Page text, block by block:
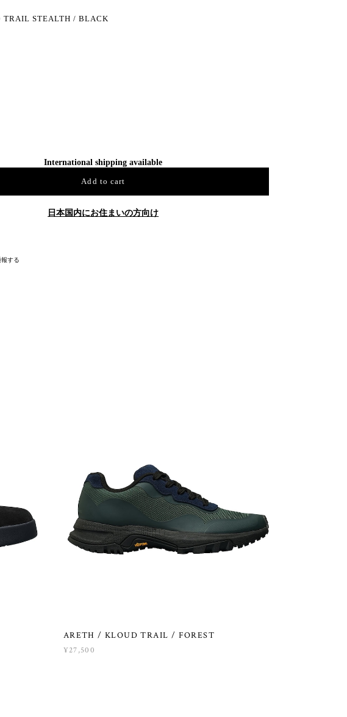
TRAIL STEALTH / BLACK
International shipping available
Add to cart
日本国内にお住まいの方向け
報する
ARETH / KLOUD TRAIL / FOREST
¥27,500